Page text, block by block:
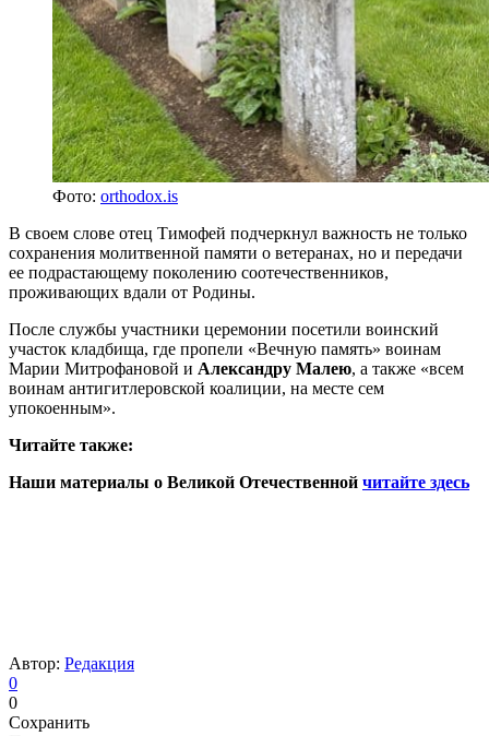
Фото: orthodox.is
В своем слове отец Тимофей подчеркнул важность не только
сохранения молитвенной памяти о ветеранах, но и передачи
ее подрастающему поколению соотечественников,
проживающих вдали от Родины.
После службы участники церемонии посетили воинский
участок кладбища, где пропели «Вечную память» воинам
Марии Митрофановой и Александру Малею, а также «всем
воинам антигитлеровской коалиции, на месте сем
упокоенным».
Читайте также:
Наши материалы о Великой Отечественной читайте здесь
Автор: Редакция
0
0
Сохранить